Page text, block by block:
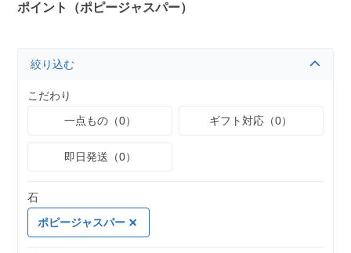
ポイント（ポピージャスパー）
絞り込む
こだわり
一点もの（0）
ギフト対応（0）
即日発送（0）
石
ポピージャスパー